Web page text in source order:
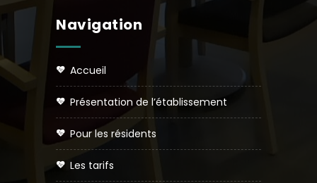
Navigation
accueil
présentation de l’établissement
pour les résidents
les tarifs